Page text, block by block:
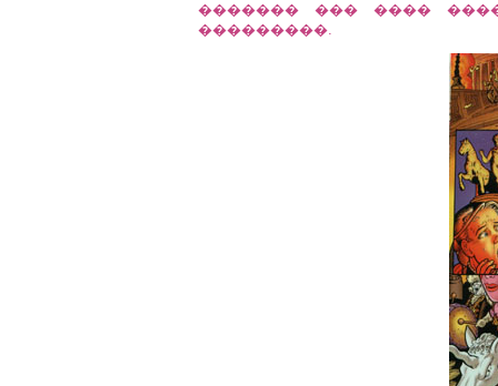
������� ��� ����
���������.